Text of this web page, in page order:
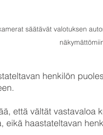
säätävät valotuksen
henkilön
että vältät vastavaloa
eikä haastateltavan